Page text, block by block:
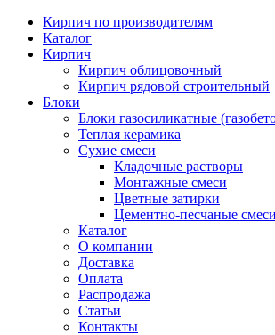
Кирпич по производителям
Каталог
Кирпич
Кирпич облицовочный
Кирпич рядовой строительный
Блоки
Блоки газосиликатные
Теплая керамика
Сухие смеси
Кладочные растворы
Монтажные смеси
Цветные затирки
Цементно-песчаные смеси
Каталог
О компании
Доставка
Оплата
Распродажа
Статьи
Контакты